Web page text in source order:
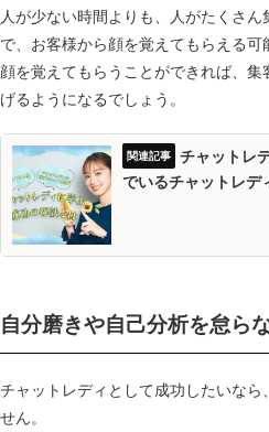
人が少ない時間よりも、人がたくさ
で、お客様から顔を覚えてもらえる可
顔を覚えてもらうことができれば、
げるようになるでしょう。
チャットレ
でいるチャットレデ
自分磨きや自己分析を怠ら
チャットレディとして成功したいな
せん。